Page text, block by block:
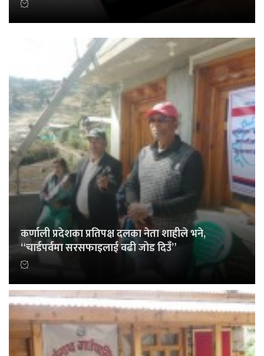
कर्णाली प्रदेशका प्रतिपक्ष दलका नेता शाहीले भने,
“चार्डपर्वमा सरसफाइलाई वढी जोड दिउँ”